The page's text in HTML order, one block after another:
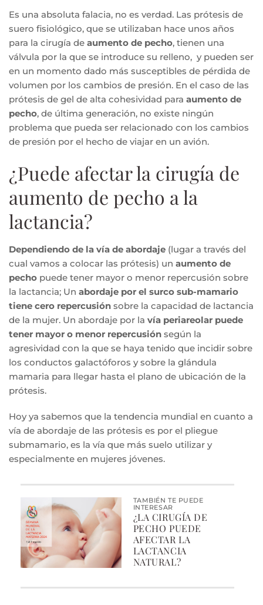
Es una absoluta falacia, no es verdad. Las prótesis de
suero fisiológico, que se utilizaban hace unos años
para la cirugía de aumento de pecho, tienen una
válvula por la que se introduce su relleno, y pueden ser
en un momento dado más susceptibles de pérdida de
volumen por los cambios de presión. En el caso de las
prótesis de gel de alta cohesividad para aumento de
pecho, de última generación, no existe ningún
problema que pueda ser relacionado con los cambios
de presión por el hecho de viajar en un avión.
¿Puede afectar la cirugía de
aumento de pecho a la
lactancia?
Dependiendo de la vía de abordaje (lugar a través del
cual vamos a colocar las prótesis) un aumento de
pecho puede tener mayor o menor repercusión sobre
la lactancia; Un abordaje por el surco sub-mamario
tiene cero repercusión sobre la capacidad de lactancia
de la mujer. Un abordaje por la vía periareolar puede
tener mayor o menor repercusión según la
agresividad con la que se haya tenido que incidir sobre
los conductos galactóforos y sobre la glándula
mamaria para llegar hasta el plano de ubicación de la
prótesis.
Hoy ya sabemos que la tendencia mundial en cuanto a
vía de abordaje de las prótesis es por el pliegue
submamario, es la vía que más suelo utilizar y
especialmente en mujeres jóvenes.
TAMBIÉN TE PUEDE
INTERESAR
¿LA CIRUGÍA DE
PECHO PUEDE
AFECTAR LA
LACTANCIA
NATURAL?